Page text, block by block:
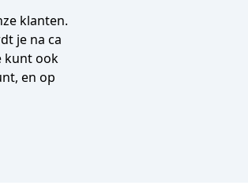
klanten.
je na ca
kunt ook
en op